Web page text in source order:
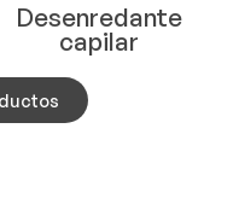
Desenredante
capilar